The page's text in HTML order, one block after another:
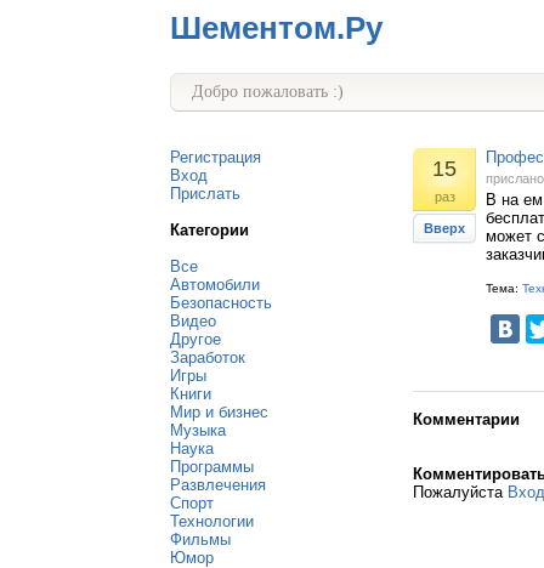
Шементом.Ру
Добро пожаловать :)
Регистрация
Вход
Прислать
Категории
Все
Автомобили
Безопасность
Видео
Другое
Заработок
Игры
Книги
Мир и бизнес
Музыка
Наука
Программы
Развлечения
Спорт
Технологии
Фильмы
Юмор
15
раз
Вверх
В на
может
Тема:
Комментарии
Пожалуйста Вход